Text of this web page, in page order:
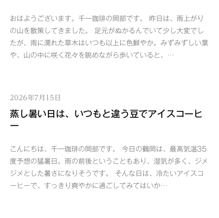
おはようございます。千一珈琲の岡部です。 昨日は、雨上がり
の山を散策してきました。 足元がぬかるんでいて少し大変でし
たが、雨に濡れた草木はいつも以上に色鮮やか。みずみずしい葉
や、山の中に咲く花々を眺めながら歩いていると、…
2026年7月15日
蒸し暑い日は、いつもと違う豆でアイスコーヒ
ー
こんにちは、千一珈琲の岡部です。 今日の鶴岡は、最高気温35
度予想の猛暑日。雨の前後ということもあり、湿気が多く、ジメ
ジメとした暑さになりそうです。 そんな日は、冷たいアイスコ
ーヒーで、すっきり爽やかに過ごしてみてはいか…